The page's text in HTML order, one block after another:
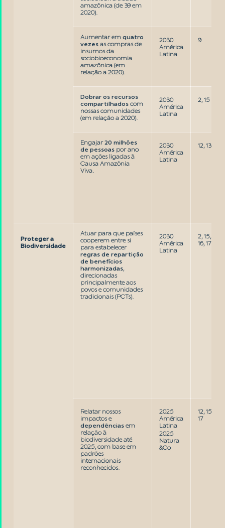
amazônica (de 39 em
2020).
Aumentar em quatro
vezesas compras de
insumos da
sociobioeconomia
amazônica (em
relação a 2020).
2030
América
Latina
9
Dobrar os recursos
compartilhadoscom
nossas comunidades
(em relação a 2020).
2030
América
Latina
2, 15
Engajar20 milhões
de pessoaspor ano
em ações ligadas à
Causa Amazônia
Viva.
2030
América
Latina
12, 13
Proteger a
Biodiversidade
Atuar para que países
cooperem entre si
para estabelecer
regras de repartição
de benefícios
harmonizadas,
direcionadas
principalmente aos
povos e comunidades
tradicionais (PCTs).
2030
América
Latina
2, 15,
16, 17
Relatar nossos
impactos e
dependênciasem
relação à
biodiversidade até
2025, com base em
padrões
internacionais
reconhecidos.
2025
América
Latina
2025
Natura
&Co
12, 15,
17